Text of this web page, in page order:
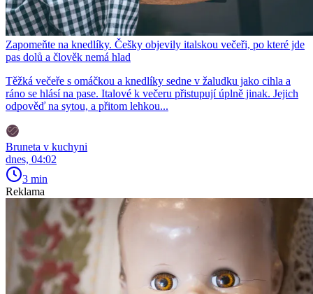
Zapomeňte na knedlíky. Češky objevily italskou večeři, po které jde
pas dolů a člověk nemá hlad
Těžká večeře s omáčkou a knedlíky sedne v žaludku jako cihla a
ráno se hlásí na pase. Italové k večeru přistupují úplně jinak. Jejich
odpověď na sytou, a přitom lehkou...
Bruneta v kuchyni
dnes, 04:02
3 min
Reklama